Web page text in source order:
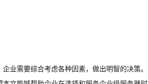
业需要综合考虑各种因素，做出明智的决策。